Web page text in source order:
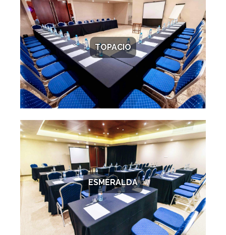
TOPACIO
ESMERALDA